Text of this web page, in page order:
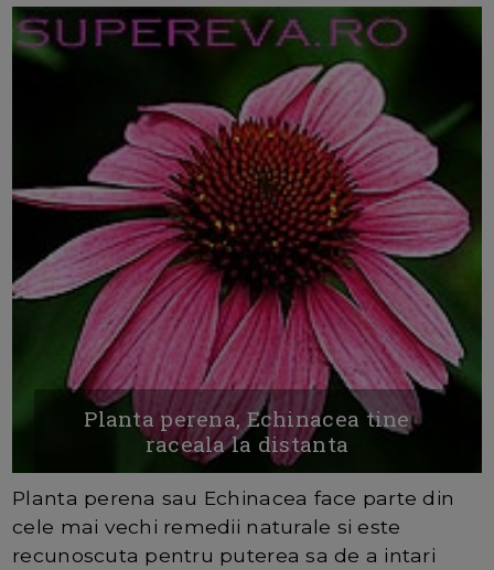
Planta perena, Echinacea tine
raceala la distanta
Planta perena sau Echinacea face parte din
cele mai vechi remedii naturale si este
recunoscuta pentru puterea sa de a intari